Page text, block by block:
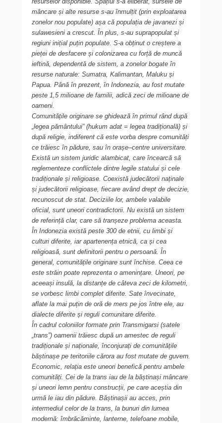
mâncare și alte resurse s-au înmulțit (prin exploatarea
zonelor nou populate) așa că populația de javanezi și
sulawesieni a crescut. În plus, s-au suprapopulat și
regiuni inițial puțin populate. S-a obținut o creștere a
pieței de desfacere și colonizarea cu forță de muncă
ieftină, dependentă de sistem, a zonelor bogate în
resurse naturale: Sumatra, Kalimantan, Maluku și
Papua. Până în prezent, în Indonezia, au fost mutate
peste 1,5 milioane de familii, adică zeci de milioane de
oameni.
Comunitățile originare se ghidează în primul rând după
„legea pământului” (hukum adat = legea tradițională) și
după religie, indiferent că este vorba despre comunități
ce trăiesc în pădure, sau în orașe–centre universitare.
Există un sistem juridic alambicat, care încearcă să
reglementeze conflictele dintre legile statului și cele
tradiționale și religioase. Coexistă judecătorii naținale
și judecătorii religioase, fiecare având drept de decizie,
recunoscut de stat. Deciziile lor, ambele valabile
oficial, sunt uneori contradictorii. Nu există un sistem
de referință clar, care să tranșeze problema aceasta.
În Indonezia există peste 300 de etnii, cu limbi și
culturi diferite, iar apartenența etnică, ca și cea
religioasă, sunt definitorii pentru o persoană. În
general, comunitățile originare sunt închise. Ceea ce
este străin poate reprezenta o amenințare. Uneori, pe
aceeași insulă, la distanțe de câteva zeci de kilometri,
se vorbesc limbi complet diferite. Sate învecinate,
aflate la mai puțin de oră de mers pe jos între ele, au
dialecte diferite și reguli comunitare diferite.
În cadrul coloniilor formate prin Transmigarsi (satele
„trans”) oamenii trăiesc după un amestec de reguli
tradiționale și naționale, înconjurați de comunitățile
băștinașe pe teritoriile cărora au fost mutate de guvern.
Economic, relația este uneori benefică pentru ambele
comunități. Cei de la trans iau de la băștinași mâncare
și uneori lemn pentru construcții, pe care aceștia din
urmă le iau din pădure. Băștinașii au acces, prin
intermediul celor de la trans, la bunuri din lumea
modernă: îmbrăcăminte, lanterne, telefoane mobile,